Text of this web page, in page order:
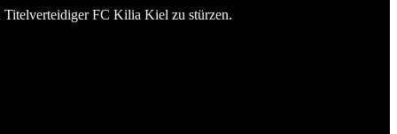
Titelverteidiger FC Kilia Kiel zu stürzen.